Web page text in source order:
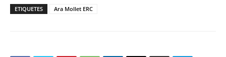
ETIQUETES Ara Mollet ERC